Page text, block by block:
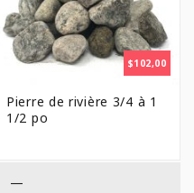
$102,00
Pierre de rivière 3/4 à 1
1/2 po
—